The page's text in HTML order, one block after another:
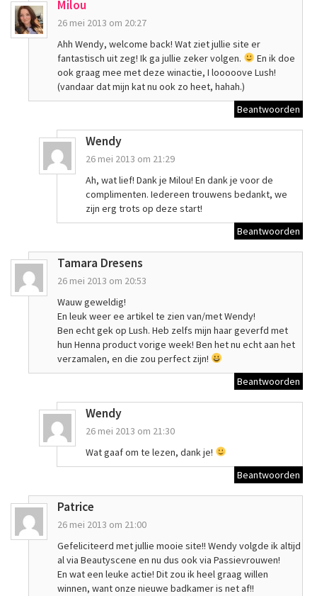
Milou
26 mei 2013 om 20:27
Ahh Wendy, welcome back! Wat ziet jullie site er
fantastisch uit zeg! Ik ga jullie zeker volgen.
En ik doe
ook graag mee met deze winactie, I looooove Lush!
(vandaar dat mijn kat nu ook zo heet, hahah.)
Beantwoorden
Wendy
26 mei 2013 om 21:29
Ah, wat lief! Dank je Milou! En dank je voor de
complimenten. Iedereen trouwens bedankt, we
zijn erg trots op deze start!
Beantwoorden
Tamara Dresens
26 mei 2013 om 20:53
Wauw geweldig!
En leuk weer ee artikel te zien van/met Wendy!
Ben echt gek op Lush. Heb zelfs mijn haar geverfd met
hun Henna product vorige week! Ben het nu echt aan het
verzamalen, en die zou perfect zijn!
Beantwoorden
Wendy
26 mei 2013 om 21:30
Wat gaaf om te lezen, dank je!
Beantwoorden
Patrice
26 mei 2013 om 21:00
Gefeliciteerd met jullie mooie site!! Wendy volgde ik altijd
al via Beautyscene en nu dus ook via Passievrouwen!
En wat een leuke actie! Dit zou ik heel graag willen
winnen, want onze nieuwe badkamer is net af!!